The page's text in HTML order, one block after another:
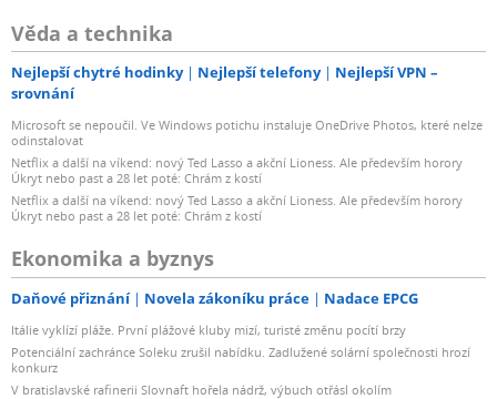
Věda a technika
Nejlepší chytré hodinky Nejlepší telefony
Nejlepší VPN –
srovnání
Microsoft se nepoučil. Ve Windows potichu instaluje OneDrive Photos, které nelze
odinstalovat
Netflix a další na víkend: nový Ted Lasso a akční Lioness. Ale především horory
Úkryt nebo past a 28 let poté: Chrám z kostí
Netflix a další na víkend: nový Ted Lasso a akční Lioness. Ale především horory
Úkryt nebo past a 28 let poté: Chrám z kostí
Ekonomika a byznys
Daňové přiznání Novela zákoníku práce Nadace EPCG
Itálie vyklízí pláže. První plážové kluby mizí, turisté změnu pocítí brzy
Potenciální zachránce Soleku zrušil nabídku. Zadlužené solární společnosti hrozí
konkurz
V bratislavské rafinerii Slovnaft hořela nádrž, výbuch otřásl okolím